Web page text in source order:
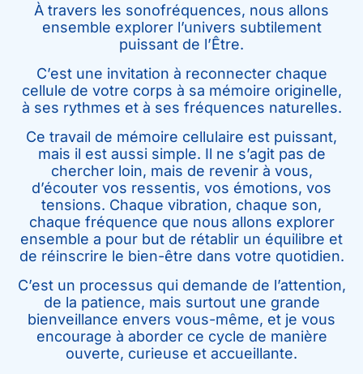
À travers les sonofréquences, nous allons
ensemble explorer l’univers subtilement
puissant de l’Être.
C’est une invitation à reconnecter chaque
cellule de votre corps à sa mémoire originelle,
à ses rythmes et à ses fréquences naturelles.
Ce travail de mémoire cellulaire est puissant,
mais il est aussi simple. Il ne s’agit pas de
chercher loin, mais de revenir à vous,
d’écouter vos ressentis, vos émotions, vos
tensions. Chaque vibration, chaque son,
chaque fréquence que nous allons explorer
ensemble a pour but de rétablir un équilibre et
de réinscrire le bien-être dans votre quotidien.
C’est un processus qui demande de l’attention,
de la patience, mais surtout une grande
bienveillance envers vous-même, et je vous
encourage à aborder ce cycle de manière
ouverte, curieuse et accueillante.